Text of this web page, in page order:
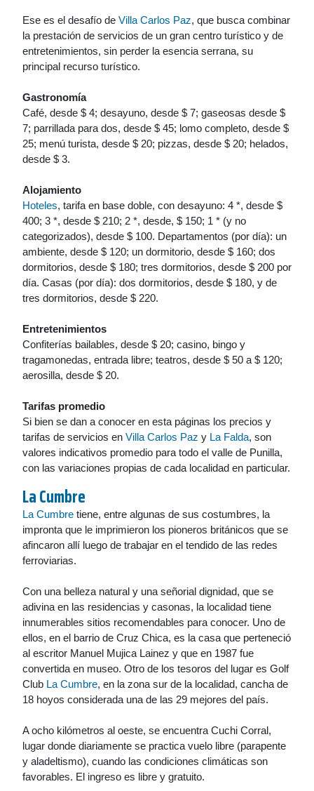
Ese es el desafío de Villa Carlos Paz, que busca combinar
la prestación de servicios de un gran centro turístico y de
entretenimientos, sin perder la esencia serrana, su
principal recurso turístico.
Gastronomía
Café, desde $ 4; desayuno, desde $ 7; gaseosas desde $
7; parrillada para dos, desde $ 45; lomo completo, desde $
25; menú turista, desde $ 20; pizzas, desde $ 20; helados,
desde $ 3.
Alojamiento
Hoteles, tarifa en base doble, con desayuno: 4 *, desde $
400; 3 *, desde $ 210; 2 *, desde, $ 150; 1 * (y no
categorizados), desde $ 100. Departamentos (por día): un
ambiente, desde $ 120; un dormitorio, desde $ 160; dos
dormitorios, desde $ 180; tres dormitorios, desde $ 200 por
día. Casas (por día): dos dormitorios, desde $ 180, y de
tres dormitorios, desde $ 220.
Entretenimientos
Confiterías bailables, desde $ 20; casino, bingo y
tragamonedas, entrada libre; teatros, desde $ 50 a $ 120;
aerosilla, desde $ 20.
Tarifas promedio
Si bien se dan a conocer en esta páginas los precios y
tarifas de servicios en Villa Carlos Paz y La Falda, son
valores indicativos promedio para todo el valle de Punilla,
con las variaciones propias de cada localidad en particular.
La Cumbre
La Cumbre tiene, entre algunas de sus costumbres, la
impronta que le imprimieron los pioneros británicos que se
afincaron allí luego de trabajar en el tendido de las redes
ferroviarias.
Con una belleza natural y una señorial dignidad, que se
adivina en las residencias y casonas, la localidad tiene
innumerables sitios recomendables para conocer. Uno de
ellos, en el barrio de Cruz Chica, es la casa que perteneció
al escritor Manuel Mujica Lainez y que en 1987 fue
convertida en museo. Otro de los tesoros del lugar es Golf
Club La Cumbre, en la zona sur de la localidad, cancha de
18 hoyos considerada una de las 29 mejores del país.
A ocho kilómetros al oeste, se encuentra Cuchi Corral,
lugar donde diariamente se practica vuelo libre (parapente
y aladeltismo), cuando las condiciones climáticas son
favorables. El ingreso es libre y gratuito.